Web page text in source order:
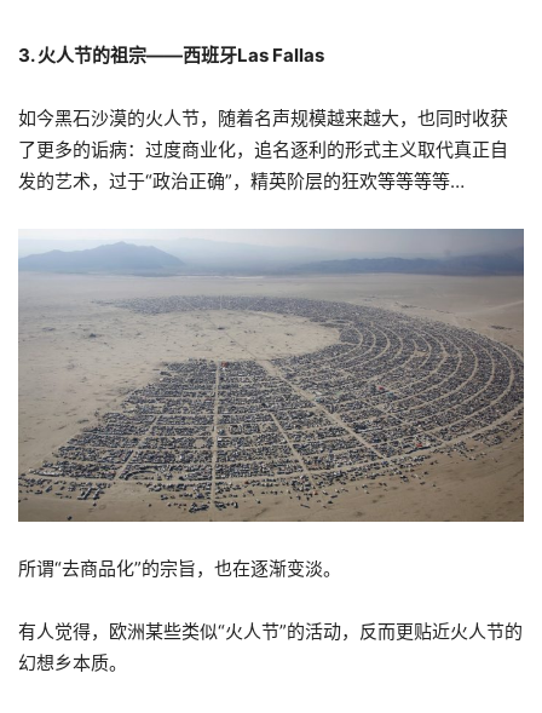
3. 火人节的祖宗——西班牙Las Fallas
如今黑石沙漠的火人节，随着名声规模越来越大，也同时收获
了更多的诟病：过度商业化，追名逐利的形式主义取代真正自
发的艺术，过于“政治正确”，精英阶层的狂欢等等等等…
所谓“去商品化”的宗旨，也在逐渐变淡。
有人觉得，欧洲某些类似“火人节”的活动，反而更贴近火人节的
幻想乡本质。